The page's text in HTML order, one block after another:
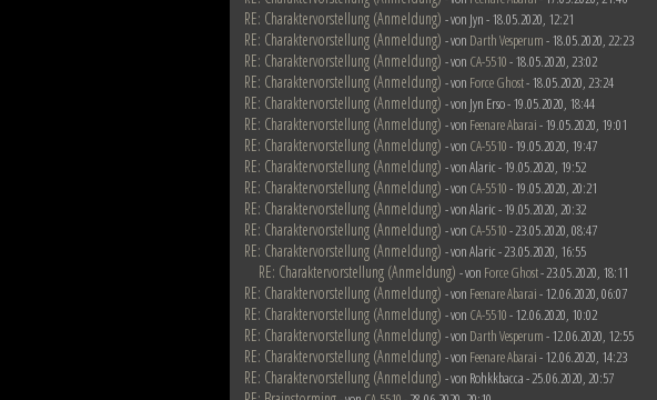
RE: Charaktervorstellung (Anmeldung) - von Jyn - 18.05.2020, 12:21
RE: Charaktervorstellung (Anmeldung) - von Darth Vesperum- 18.05.2020, 22:23
RE: Charaktervorstellung (Anmeldung) - von CA-5510- 18.05.2020, 23:02
RE: Charaktervorstellung (Anmeldung) - von Force Ghost- 18.05.2020, 23:24
RE: Charaktervorstellung (Anmeldung) - von Jyn Erso - 19.05.2020, 18:44
RE: Charaktervorstellung (Anmeldung) - von Feenare Abarai- 19.05.2020, 19:01
RE: Charaktervorstellung (Anmeldung) - von CA-5510- 19.05.2020, 19:47
RE: Charaktervorstellung (Anmeldung) - von Alaric - 19.05.2020, 19:52
RE: Charaktervorstellung (Anmeldung) - von CA-5510- 19.05.2020, 20:21
RE: Charaktervorstellung (Anmeldung) - von Alaric - 19.05.2020, 20:32
RE: Charaktervorstellung (Anmeldung) - von CA-5510- 23.05.2020, 08:47
RE: Charaktervorstellung (Anmeldung) - von Alaric - 23.05.2020, 16:55
RE: Charaktervorstellung (Anmeldung) - von Force Ghost- 23.05.2020, 18:11
RE: Charaktervorstellung (Anmeldung) - von Feenare Abarai- 12.06.2020, 06:07
RE: Charaktervorstellung (Anmeldung) - von CA-5510- 12.06.2020, 10:02
RE: Charaktervorstellung (Anmeldung) - von Darth Vesperum- 12.06.2020, 12:55
RE: Charaktervorstellung (Anmeldung) - von Feenare Abarai- 12.06.2020, 14:23
RE: Charaktervorstellung (Anmeldung) - von Rohkkbacca - 25.06.2020, 20:57